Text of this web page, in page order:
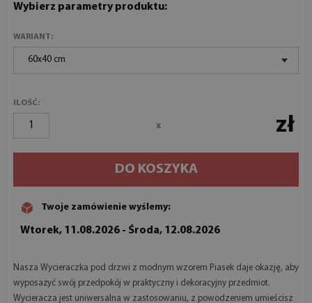
Wybierz parametry produktu:
WARIANT:
60x40 cm
ILOŚĆ:
x zł
DO KOSZYKA
Twoje zamówienie wyślemy:
Wtorek, 11.08.2026 - Środa, 12.08.2026
Nasza Wycieraczka pod drzwi z modnym wzorem Piasek daje okazję, aby
wyposażyć swój przedpokój w praktyczny i dekoracyjny przedmiot.
Wycieracza jest uniwersalna w zastosowaniu, z powodzeniem umieścisz